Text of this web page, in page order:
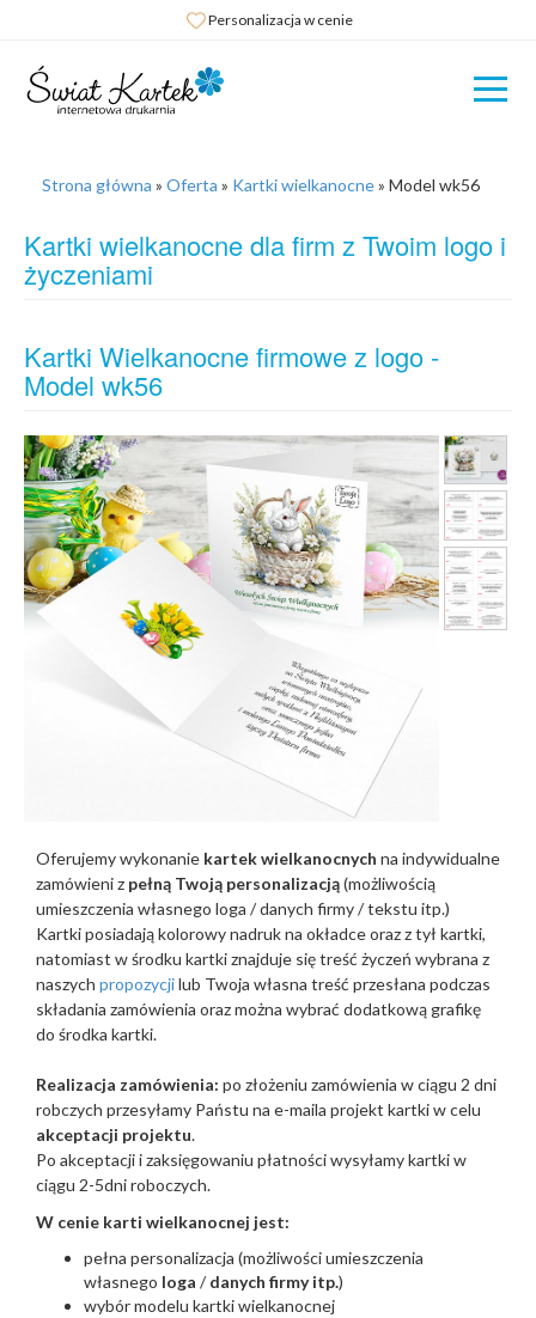
Personalizacja w cenie
Strona główna » Oferta » Kartki wielkanocne» Model wk56
Kartki wielkanocne dla firm z Twoim logo i
życzeniami
Kartki Wielkanocne firmowe z logo -
Model wk56
Oferujemy wykonanie kartek wielkanocnych na indywidualne
zamówieni z pełną Twoją personalizacją(możliwością
umieszczenia własnego loga / danych firmy / tekstu itp.)
Kartki posiadają kolorowy nadruk na okładce oraz z tył kartki,
natomiast w środku kartki znajduje się treść życzeń wybrana z
naszych propozycjilub Twoja własna treść przesłana podczas
składania zamówienia oraz można wybrać dodatkową grafikę
do środka kartki.
Realizacja zamówienia: po złożeniu zamówienia w ciągu 2 dni
robczych przesyłamy Państu na e-maila projekt kartki w celu
akceptacji projektu.
Po akceptacji i zaksięgowaniu płatności wysyłamy kartki w
ciągu 2-5dni roboczych.
W cenie karti wielkanocnej jest:
pełna personalizacja (możliwości umieszczenia
własnego loga /danych firmy itp.)
wybór modelu kartki wielkanocnej